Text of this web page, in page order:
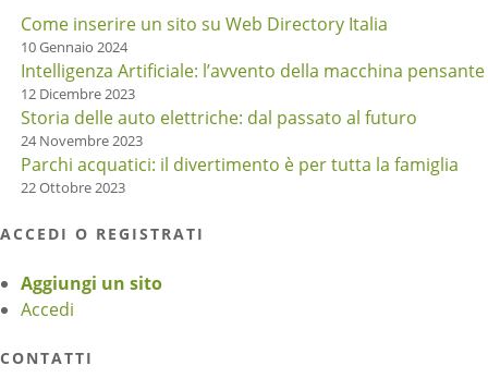
Come inserire un sito su Web Directory Italia
10 Gennaio 2024
Intelligenza Artificiale: l’avvento della macchina pensante
12 Dicembre 2023
Storia delle auto elettriche: dal passato al futuro
24 Novembre 2023
Parchi acquatici: il divertimento è per tutta la famiglia
22 Ottobre 2023
ACCEDI O REGISTRATI
Aggiungi un sito
Accedi
CONTATTI